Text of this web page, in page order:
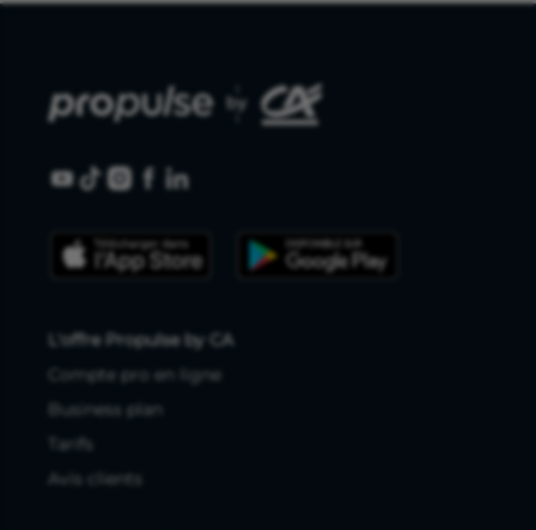
L'offre Propulse by CA
Compte pro en ligne
Business plan
Tarifs
Avis clients